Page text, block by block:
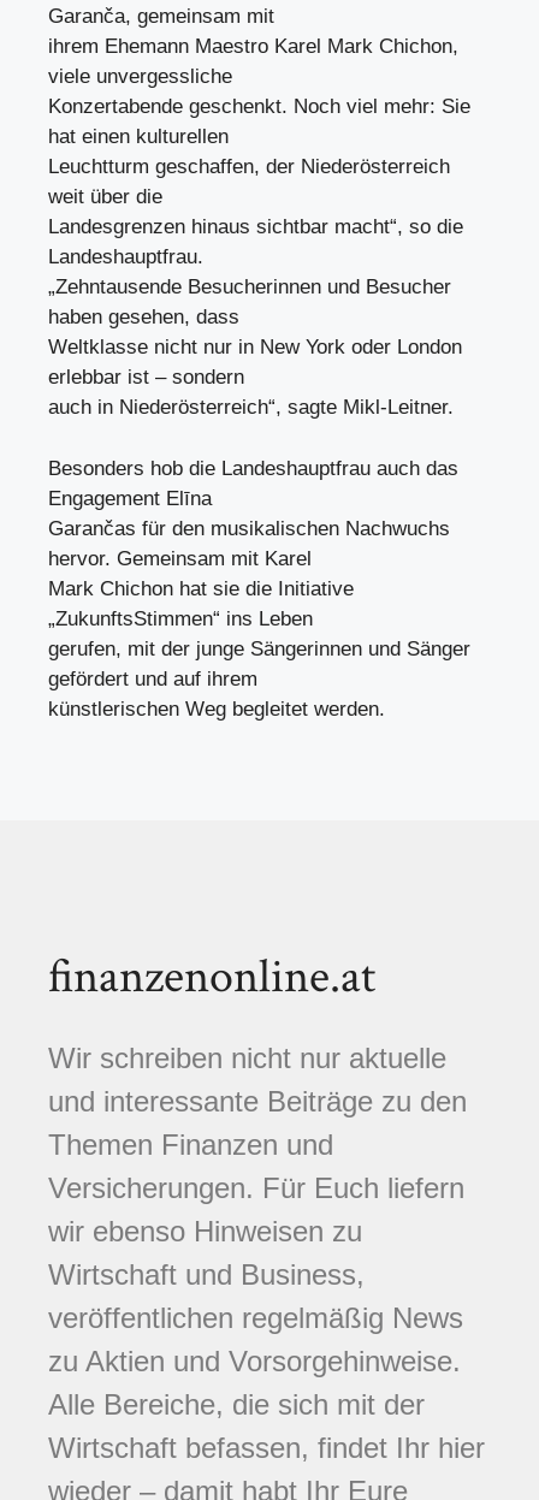
Garanča, gemeinsam mit
ihrem Ehemann Maestro Karel Mark Chichon,
viele unvergessliche
Konzertabende geschenkt. Noch viel mehr: Sie
hat einen kulturellen
Leuchtturm geschaffen, der Niederösterreich
weit über die
Landesgrenzen hinaus sichtbar macht“, so die
Landeshauptfrau.
„Zehntausende Besucherinnen und Besucher
haben gesehen, dass
Weltklasse nicht nur in New York oder London
erlebbar ist – sondern
auch in Niederösterreich“, sagte Mikl-Leitner.
Besonders hob die Landeshauptfrau auch das
Engagement Elīna
Garančas für den musikalischen Nachwuchs
hervor. Gemeinsam mit Karel
Mark Chichon hat sie die Initiative
„ZukunftsStimmen“ ins Leben
gerufen, mit der junge Sängerinnen und Sänger
gefördert und auf ihrem
künstlerischen Weg begleitet werden.
finanzenonline.at
Wir schreiben nicht nur aktuelle
und interessante Beiträge zu den
Themen Finanzen und
Versicherungen. Für Euch liefern
wir ebenso Hinweisen zu
Wirtschaft und Business,
veröffentlichen regelmäßig News
zu Aktien und Vorsorgehinweise.
Alle Bereiche, die sich mit der
Wirtschaft befassen, findet Ihr hier
wieder – damit habt Ihr Eure